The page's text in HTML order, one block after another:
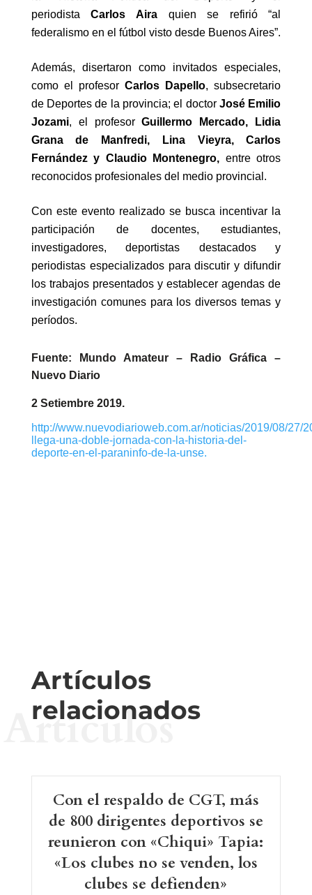
periodistaCarlos Airaquien se refirió “al
federalismo en el fútbol visto desde Buenos Aires”.
Además, disertaron como invitados especiales,
como el profesorCarlos Dapello, subsecretario
de Deportes de la provincia; el doctor José Emilio
Jozami, el profesorGuillermo Mercado, Lidia
Grana de Manfredi, Lina Vieyra, Carlos
Fernández y Claudio Montenegro, entre otros
reconocidos profesionales del medio provincial.
Con este evento realizado se busca incentivar la
participación de docentes, estudiantes,
investigadores, deportistas destacados y
periodistas especializados para discutir y difundir
los trabajos presentados y establecer agendas de
investigación comunes para los diversos temas y
períodos.
Fuente: Mundo Amateur – Radio Gráfica –
Nuevo Diario
2 Setiembre 2019.
http://www.nuevodiarioweb.com.ar/noticias/2019/08/27/
llega-una-doble-jornada-con-la-historia-del-
deporte-en-el-paraninfo-de-la-unse.
Artículos
relacionados
Artículos
Con el respaldo de CGT, más
de 800 dirigentes deportivos se
reunieron con «Chiqui» Tapia:
«Los clubes no se venden, los
clubes se defienden»